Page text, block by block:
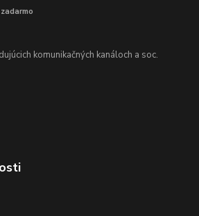
komunikačných kanáloch a soc.